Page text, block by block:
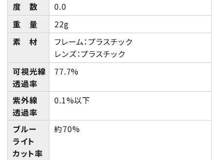
度 数
0.0
重 量
22g
素 材
フレーム：プラスチック
レンズ：プラスチック
可視光線
透過率
77.7%
紫外線
透過率
0.1%以下
ブルー
ライト
カット率
約70%